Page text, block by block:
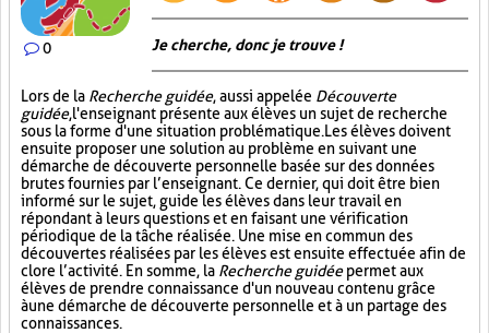
0 Je cherche, donc je trouve !
Lors de la Recherche guidée, aussi appelée Découverte
guidée, l'enseignant présente aux élèves un sujet de recherche
sous la forme d'une situation problématique. Les élèves doivent
ensuite proposer une solution au problème en suivant une
démarche de découverte personnelle basée sur des données
brutes fournies par l’enseignant. Ce dernier, qui doit être bien
informé sur le sujet, guide les élèves dans leur travail en
répondant à leurs questions et en faisant une vérification
périodique de la tâche réalisée. Une mise en commun des
découvertes réalisées par les élèves est ensuite effectuée afin de
clore l’activité. En somme, la Recherche guidéepermet aux
élèves de prendre connaissance d'un nouveau contenu grâce
à une démarche de découverte personnelle et à un partage des
connaissances.